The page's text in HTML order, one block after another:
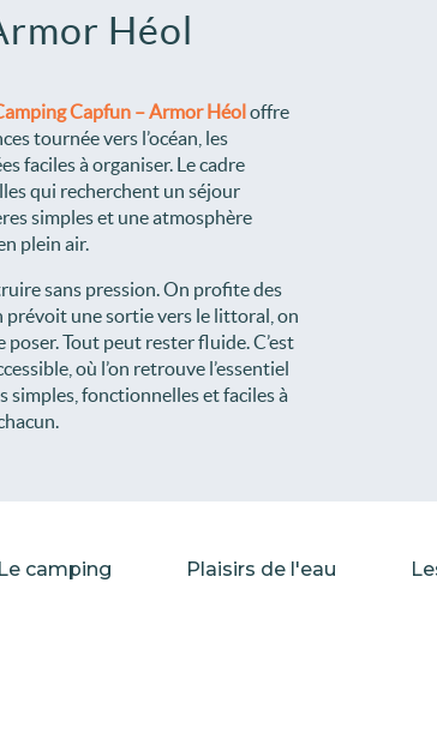
Héol
Capfun – Armor Héoloffre
tournée vers l’océan, les
faciles à organiser. Le cadre
qui recherchent un séjour
simples et une atmosphère
plein air.
sans pression. On profite des
prévoit une sortie vers le littoral, on
Tout peut rester fluide. C’est
où l’on retrouve l’essentiel
simples, fonctionnelles et faciles à
Le camping Plaisirs de l'eau